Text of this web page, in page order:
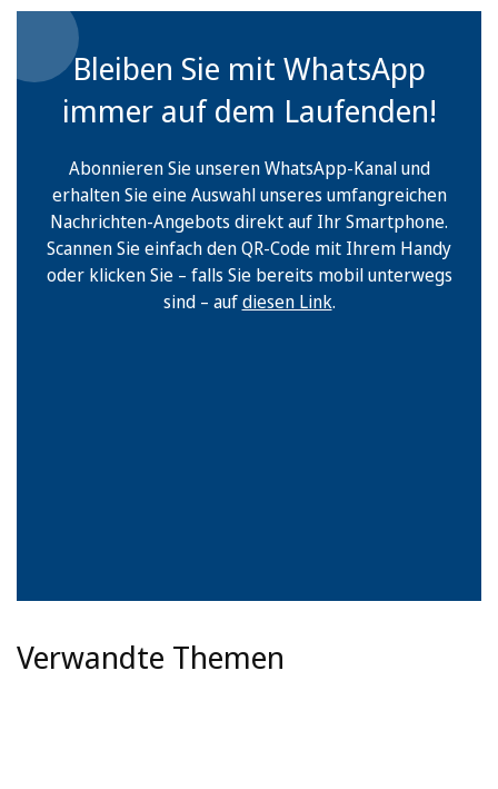
Bleiben Sie mit WhatsApp
immer auf dem Laufenden!
Abonnieren Sie unseren WhatsApp-Kanal und
erhalten Sie eine Auswahl unseres umfangreichen
Nachrichten-Angebots direkt auf Ihr Smartphone.
Scannen Sie einfach den QR-Code mit Ihrem Handy
oder klicken Sie – falls Sie bereits mobil unterwegs
sind – aufdiesen Link.
Verwandte Themen